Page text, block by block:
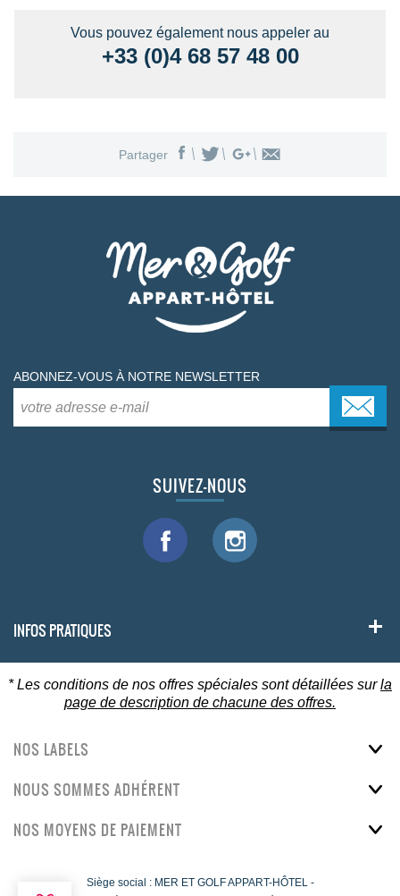
Vous pouvez également nous appeler au
+33 (0)4 68 57 48 00
Partager
ABONNEZ-VOUS À NOTRE NEWSLETTER
SUIVEZ-NOUS
INFOS PRATIQUES
* Les conditions de nos offres spéciales sont détaillées surla
page de description de chacune des offres.
NOS LABELS
NOUS SOMMES ADHÉRENT
NOS MOYENS DE PAIEMENT
Siège social : MER ET GOLF APPART-HÔTEL -